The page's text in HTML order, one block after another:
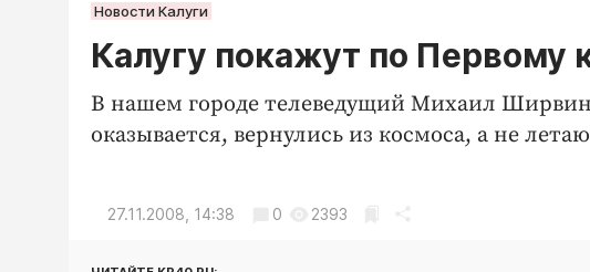
Новости Калуги
Калугу покажут по Первому
В нашем городе телеведущий Михаил
оказывается, вернулись из космоса, а не
27.11.2008, 14:38 0 2393